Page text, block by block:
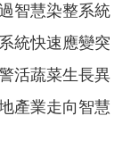
智慧染整系統
統快速應變突
活蔬菜生長異
產業走向智慧